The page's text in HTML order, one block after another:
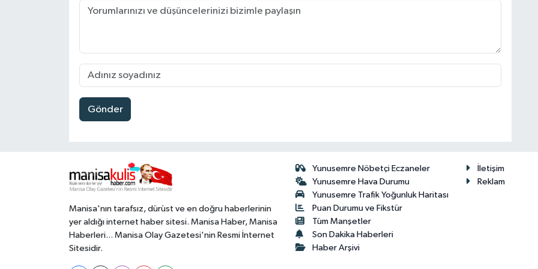
Gönder
Manisa'nın tarafsız, dürüst ve en doğru haberlerinin
yer aldığı internet haber sitesi. Manisa Haber, Manisa
Haberleri... Manisa Olay Gazetesi'nin Resmi İnternet
Sitesidir.
Yunusemre Nöbetçi Eczaneler
Yunusemre Hava Durumu
Yunusemre Trafik Yoğunluk Haritası
Puan Durumu ve Fikstür
Tüm Manşetler
Son Dakika Haberleri
Haber Arşivi
İletişim
Reklam